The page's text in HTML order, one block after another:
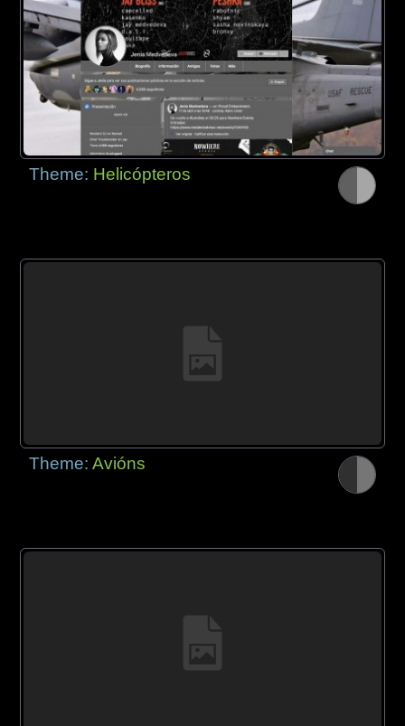
Theme: Helicópteros
Theme:Avións